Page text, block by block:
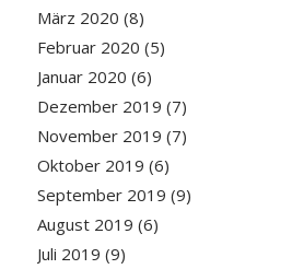
März 2020 (8)
Februar 2020 (5)
Januar 2020 (6)
Dezember 2019 (7)
November 2019 (7)
Oktober 2019 (6)
September 2019 (9)
August 2019 (6)
Juli 2019 (9)